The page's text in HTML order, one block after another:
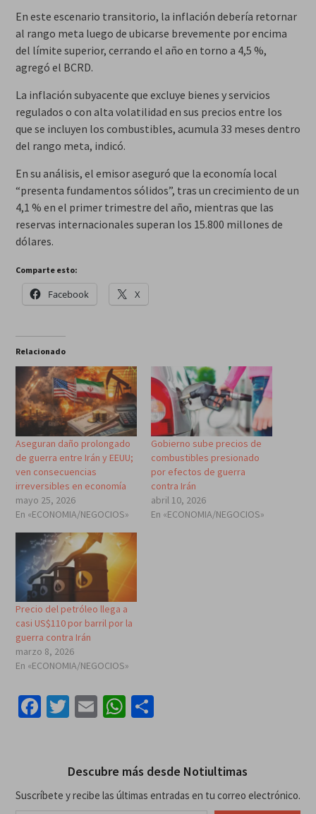
En este escenario transitorio, la inflación debería retornar
al rango meta luego de ubicarse brevemente por encima
del límite superior, cerrando el año en torno a 4,5 %,
agregó el BCRD.
La inflación subyacente que excluye bienes y servicios
regulados o con alta volatilidad en sus precios entre los
que se incluyen los combustibles, acumula 33 meses dentro
del rango meta, indicó.
En su análisis, el emisor aseguró que la economía local
“presenta fundamentos sólidos”, tras un crecimiento de un
4,1 % en el primer trimestre del año, mientras que las
reservas internacionales superan los 15.800 millones de
dólares.
Comparte esto:
Facebook X
Relacionado
Aseguran daño prolongado
de guerra entre Irán y EEUU;
ven consecuencias
irreversibles en economía
mayo 25, 2026
En «ECONOMIA/NEGOCIOS»
Gobierno sube precios de
combustibles presionado
por efectos de guerra
contra Irán
abril 10, 2026
En «ECONOMIA/NEGOCIOS»
Precio del petróleo llega a
casi US$110 por barril por la
guerra contra Irán
marzo 8, 2026
En «ECONOMIA/NEGOCIOS»
Facebook
Twitter
EmailWhatsApp
Compartir
Descubre más desde Notiultimas
Suscríbete y recibe las últimas entradas en tu correo electrónico.